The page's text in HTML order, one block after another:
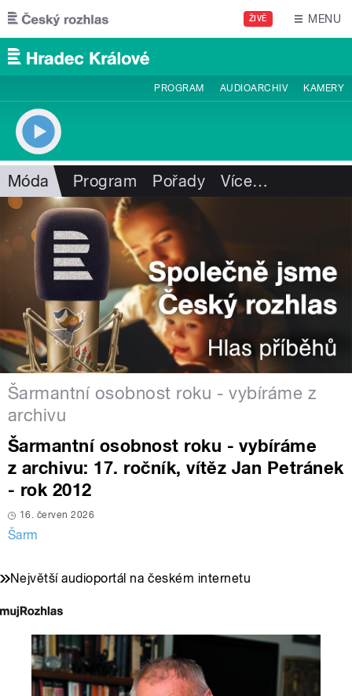
Přejít k hlavnímu obsahu
ŽIVĚ MENU
PROGRAM AUDIOARCHIV KAMERY
Móda Program Pořady Více…
Šarmantní osobnost roku - vybíráme z
archivu
Šarmantní osobnost roku - vybíráme
z archivu: 17. ročník, vítěz Jan Petránek
- rok 2012
16. červen 2026
Šarm
Největší audioportál na českém internetu